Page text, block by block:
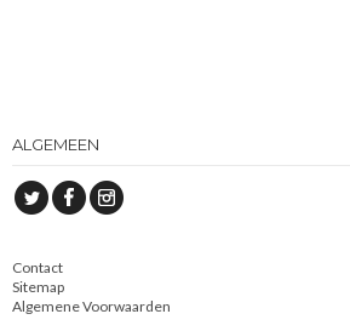
ALGEMEEN
Contact
Sitemap
Algemene Voorwaarden